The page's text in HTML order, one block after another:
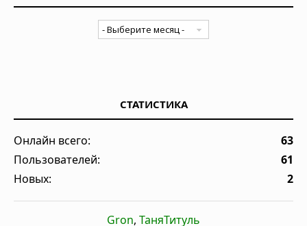
СТАТИСТИКА
Онлайн всего:
63
Пользователей:
61
Новых:
2
Gron, ТаняТитуль